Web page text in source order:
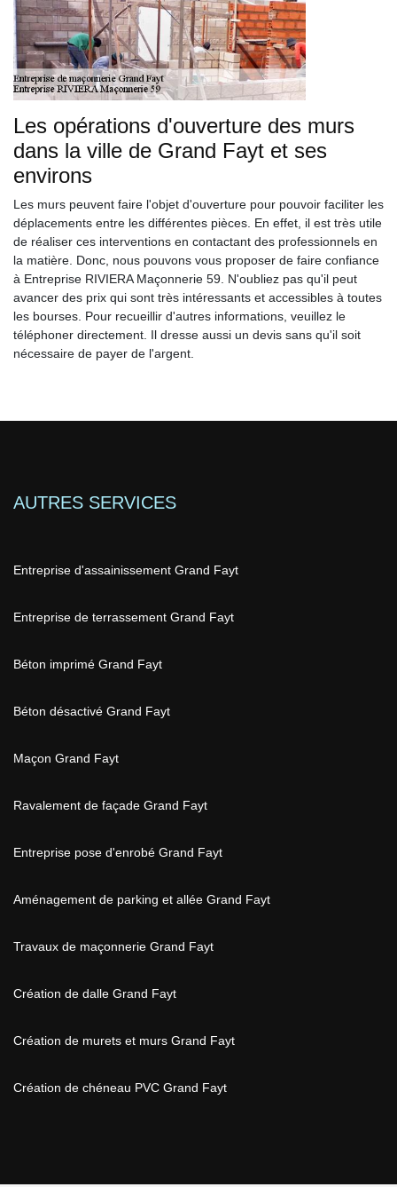
Les opérations d'ouverture des murs
dans la ville de Grand Fayt et ses
environs
Les murs peuvent faire l'objet d'ouverture pour pouvoir faciliter les
déplacements entre les différentes pièces. En effet, il est très utile
de réaliser ces interventions en contactant des professionnels en
la matière. Donc, nous pouvons vous proposer de faire confiance
à Entreprise RIVIERA Maçonnerie 59. N'oubliez pas qu'il peut
avancer des prix qui sont très intéressants et accessibles à toutes
les bourses. Pour recueillir d'autres informations, veuillez le
téléphoner directement. Il dresse aussi un devis sans qu'il soit
nécessaire de payer de l'argent.
AUTRES SERVICES
Entreprise d'assainissement Grand Fayt
Entreprise de terrassement Grand Fayt
Béton imprimé Grand Fayt
Béton désactivé Grand Fayt
Maçon Grand Fayt
Ravalement de façade Grand Fayt
Entreprise pose d'enrobé Grand Fayt
Aménagement de parking et allée Grand Fayt
Travaux de maçonnerie Grand Fayt
Création de dalle Grand Fayt
Création de murets et murs Grand Fayt
Création de chéneau PVC Grand Fayt